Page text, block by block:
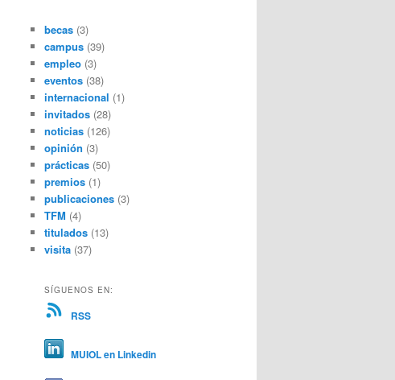
becas (3)
campus (39)
empleo (3)
eventos (38)
internacional (1)
invitados (28)
noticias (126)
opinión (3)
prácticas (50)
premios (1)
publicaciones (3)
TFM (4)
titulados (13)
visita (37)
SÍGUENOS EN:
RSS
MUIOL en Linkedin